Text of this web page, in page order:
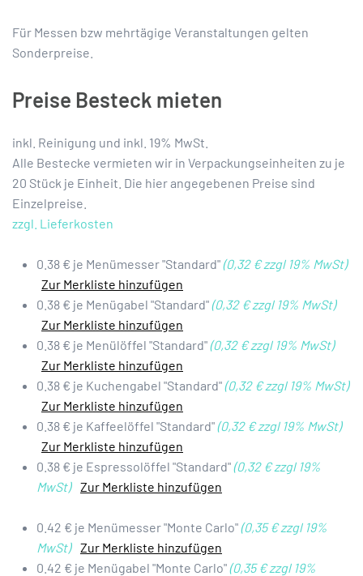
Für Messen bzw mehrtägige Veranstaltungen gelten
Sonderpreise.
Preise Besteck mieten
inkl. Reinigung und inkl. 19% MwSt.
Alle Bestecke vermieten wir in Verpackungseinheiten zu je
20 Stück je Einheit. Die hier angegebenen Preise sind
Einzelpreise.
zzgl. Lieferkosten
0.38 € je Menümesser "Standard"(0,32 € zzgl 19% MwSt)
Zur Merkliste hinzufügen
0.38 € je Menügabel "Standard"(0,32 € zzgl 19% MwSt)
Zur Merkliste hinzufügen
0.38 € je Menülöffel "Standard"(0,32 € zzgl 19% MwSt)
Zur Merkliste hinzufügen
0.38 € je Kuchengabel "Standard"(0,32 € zzgl 19% MwSt)
Zur Merkliste hinzufügen
0.38 € je Kaffeelöffel "Standard"(0,32 € zzgl 19% MwSt)
Zur Merkliste hinzufügen
0.38 € je Espressolöffel "Standard"(0,32 € zzgl 19%
MwSt)
Zur Merkliste hinzufügen
0.42 € je Menümesser "Monte Carlo"(0,35 € zzgl 19%
MwSt)
Zur Merkliste hinzufügen
0.42 € je Menügabel "Monte Carlo"(0,35 € zzgl 19%